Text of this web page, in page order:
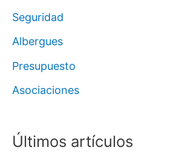
Seguridad
Albergues
Presupuesto
Asociaciones
Últimos artículos